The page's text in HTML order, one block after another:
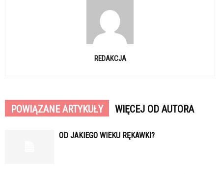
REDAKCJA
POWIĄZANE ARTYKUŁY WIĘCEJ OD AUTORA
OD JAKIEGO WIEKU RĘKAWKI?